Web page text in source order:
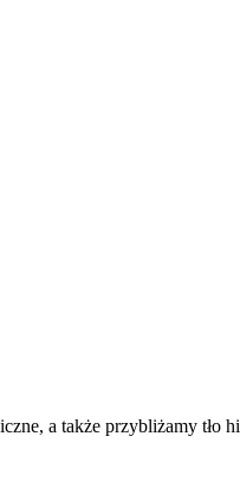
a także przybliżamy tło